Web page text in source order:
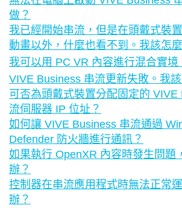
做？
我已經開始串流，但是在頭戴式裝
動畫以外，什麼也看不到。我該怎
我可以用 PC VR 內容進行混合實境
VIVE Business 串流更新失敗。我
可否為頭戴式裝置分配固定的 VIVE
流伺服器 IP 位址？
如何讓 VIVE Business 串流通過
Defender 防火牆進行通訊？
如果執行 OpenXR 內容時發生問題
辦？
控制器在串流應用程式時無法正常
辦？